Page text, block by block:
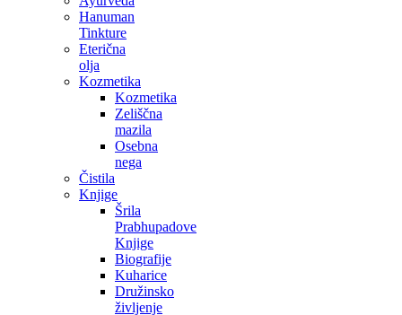
Hanuman
Tinkture
Eterična
olja
Kozmetika
Kozmetika
Zeliščna
mazila
Osebna
nega
Čistila
Knjige
Šrila
Prabhupadove
Knjige
Biografije
Kuharice
Družinsko
življenje